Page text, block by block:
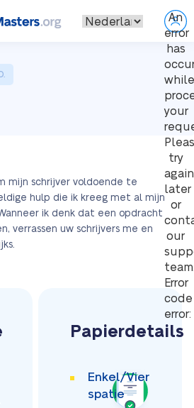
An
error
has
while
your
try
again
later
or
our
Error
code
error:
mijn schrijver voldoende te
hulp die ik kreeg met al mijn
ik denk dat een opdracht
verrassen uw schrijvers me en
Papierdetails
Enkel/Vier
spatie